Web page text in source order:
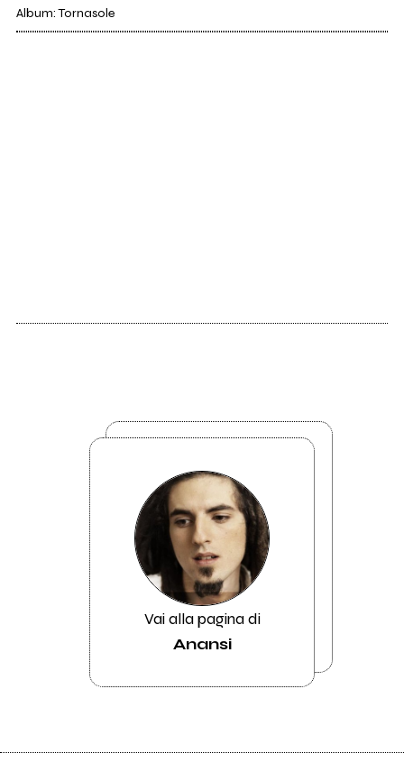
Album: Tornasole
Vai alla pagina di
Anansi